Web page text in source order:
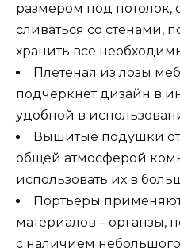
размером под потолок,
сливаться со стенами,
хранить все
Плетеная из лозы
подчеркнет дизайн в
удобной в
Вышитые подушки
общей атмосферой
использовать их в
Портьеры
материалов – органзы,
с наличием